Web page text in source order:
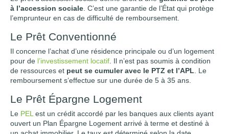
à l’accession sociale . C’est une garantie de l’État qui protège
l’emprunteur en cas de difficulté de remboursement.
Le Prêt Conventionné
Il concerne l’achat d’une résidence principale ou d’un logement
pour de l’investissement locatif . Il n’est pas soumis à condition
de ressources et peut se cumuler avec le PTZ et l’APL . Le
remboursement s’effectue sur une durée de 5 à 35 ans.
Le Prêt Épargne Logement
Le PEL est un crédit accordé par les banques aux clients ayant
ouvert un Plan Épargne Logement arrivé à terme et destiné à